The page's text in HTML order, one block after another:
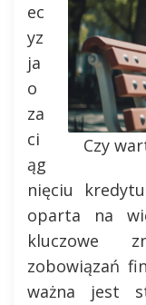
Czy
ec
yz
ja
o
za
ci
ąg
nięciu
oparta na
kluczowe
zobowiązań
ważna jest